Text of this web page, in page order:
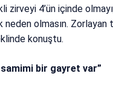
zirveyi 4’ün içinde
olmasın. Zorlayan
konuştu.
bir gayret var”